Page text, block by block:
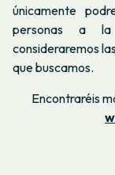
únicamente
personas a la
consideraremos
que buscamos.
Encontraréis